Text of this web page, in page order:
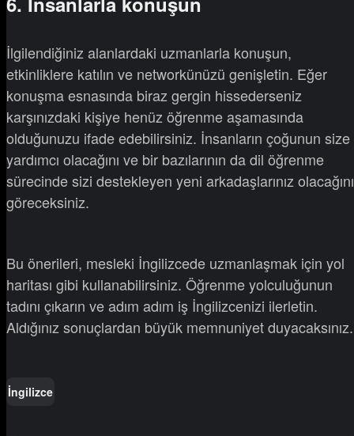
İlgilendiğiniz alanlardaki uzmanlarla konuşun,
etkinliklere katılın ve networkünüzü genişletin. Eğer
konuşma esnasında biraz gergin hissederseniz
karşınızdaki kişiye henüz öğrenme aşamasında
olduğunuzu ifade edebilirsiniz. İnsanların çoğunun size
yardımcı olacağını ve bir bazılarının da dil öğrenme
sürecinde sizi destekleyen yeni arkadaşlarınız olacağını
göreceksiniz.
Bu önerileri, mesleki İngilizcede uzmanlaşmak için yol
haritası gibi kullanabilirsiniz. Öğrenme yolculuğunun
tadını çıkarın ve adım adım iş İngilizcenizi ilerletin.
Aldığınız sonuçlardan büyük memnuniyet duyacaksınız.
İngilizce